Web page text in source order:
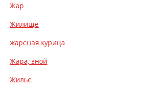
Жар
Жилище
жареная курица
Жара, зной
Жилье